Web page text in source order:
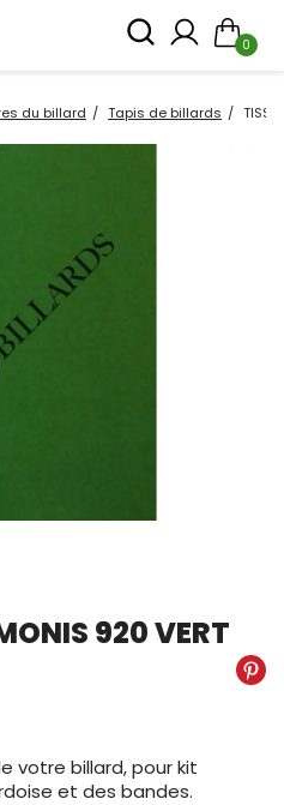
0
du billard Tapis de billards
920 VERT
votre billard, pour kit
et des bandes.